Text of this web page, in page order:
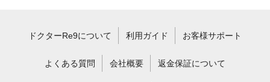
ドクターRe9について 利用ガイド お客様サポート
よくある質問 会社概要 返金保証について